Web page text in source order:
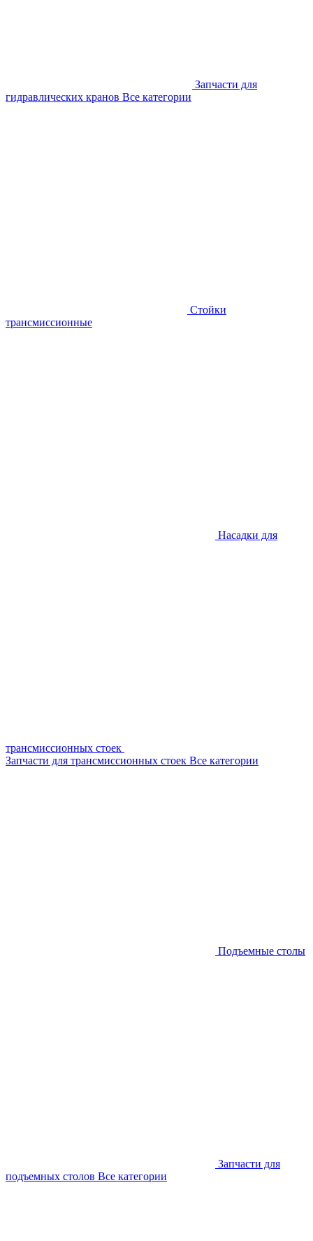
Запчасти для
гидравлических кранов Все категории
Стойки
трансмиссионные
Насадки для
трансмиссионных стоек
Запчасти для трансмиссионных стоек Все категории
Подъемные столы
Запчасти для
подъемных столов Все категории